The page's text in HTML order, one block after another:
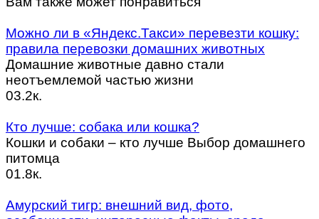
Можно ли в «Яндекс.Такси» перевезти кошку:
правила перевозки домашних животных
Домашние животные давно стали
неотъемлемой частью жизни
03.2к.
Кто лучше: собака или кошка?
Кошки и собаки – кто лучше Выбор домашнего
питомца
01.8к.
Амурский тигр: внешний вид, фото,